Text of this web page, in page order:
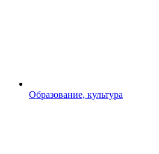
Образование, культура